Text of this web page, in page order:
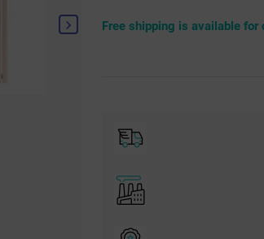
Free shipping is available for